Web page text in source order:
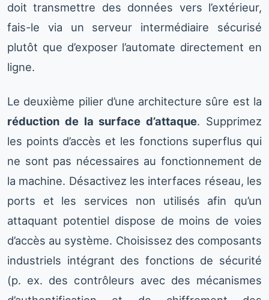
doit transmettre des données vers l’extérieur,
fais-le via un serveur intermédiaire sécurisé
plutôt que d’exposer l’automate directement en
ligne.
Le deuxième pilier d’une architecture sûre est la
réduction de la surface d’attaque. Supprimez
les points d’accès et les fonctions superflus qui
ne sont pas nécessaires au fonctionnement de
la machine. Désactivez les interfaces réseau, les
ports et les services non utilisés afin qu’un
attaquant potentiel dispose de moins de voies
d’accès au système. Choisissez des composants
industriels intégrant des fonctions de sécurité
(p. ex. des contrôleurs avec des mécanismes